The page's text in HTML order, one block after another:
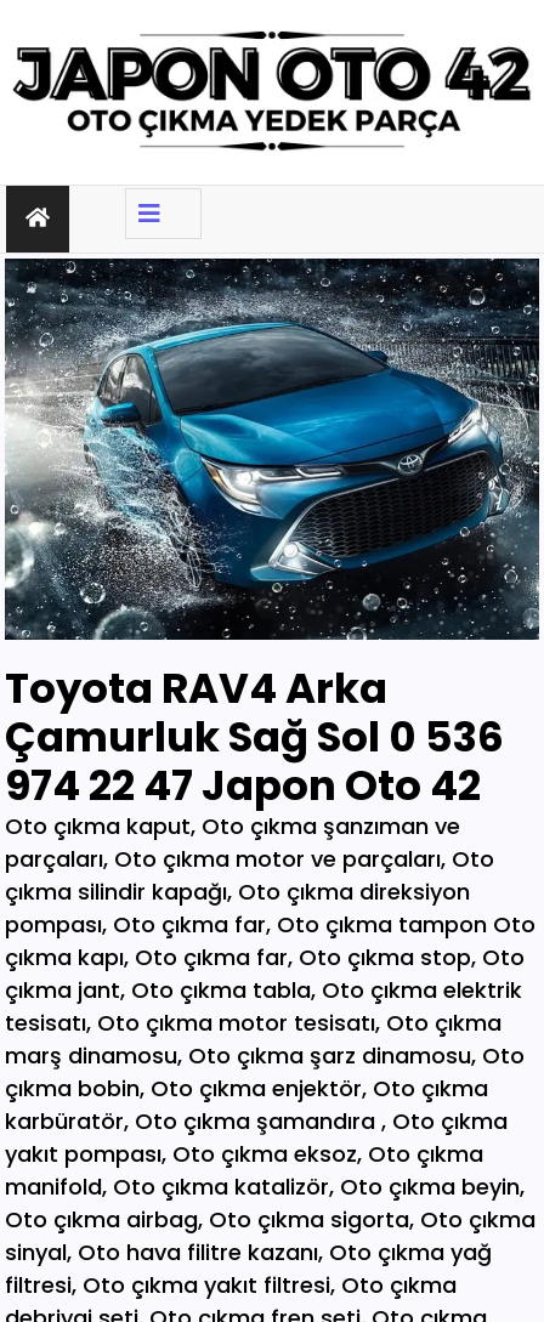
Toyota RAV4 Arka
Çamurluk Sağ Sol 0 536
974 22 47 Japon Oto 42
Oto çıkma kaput, Oto çıkma şanzıman ve parçaları, Oto çıkma motor ve parçaları, Oto çıkma silindir kapağı, Oto çıkma direksiyon pompası, Oto çıkma far, Oto çıkma tampon Oto çıkma kapı, Oto çıkma far, Oto çıkma stop, Oto çıkma jant, Oto çıkma tabla, Oto çıkma elektrik tesisatı, Oto çıkma motor tesisatı, Oto çıkma marş dinamosu, Oto çıkma şarz dinamosu, Oto çıkma bobin, Oto çıkma enjektör, Oto çıkma karbüratör, Oto çıkma şamandıra , Oto çıkma yakıt pompası, Oto çıkma eksoz, Oto çıkma manifold, Oto çıkma katalizör, Oto çıkma beyin, Oto çıkma airbag, Oto çıkma sigorta, Oto çıkma sinyal, Oto hava filitre kazanı, Oto çıkma yağ filtresi, Oto çıkma yakıt filtresi, Oto çıkma debriyaj seti, Oto çıkma fren seti, Oto çıkma kampana, Oto çıkma körük, Oto çıkma fan, Oto çıkma fan davlumbazı, Oto çıkma soğutucu, Oto çıkma radyatör, Oto çıkma klima kompresörü, Oto çıkma bagaj, Oto çıkma su radyatörünü, Oto çıkma klima radyatörü, Oto çıkma interkol radyatörü, Oto çıkma cam, Oto çıkma çamurluk, Oto çıkma davlumbaz, Oto çıkma güneşlik, Oto çıkma kapı kolu, Oto çıkma kapı saçı, Oto çıkma karter, Oto kesme marşpiyel, Oto çıkma panel, Oto çıkma panjur , Oto çıkma sunroof, Oto çıkma arka tampon, Oto çıkma ön tampon, Oto çıkma ayna, Oto çıkma amartisör, Oto çıkma el freni, Oto çıkma el fren tabancası, Oto çıkma direksiyon simidi, Oto çıkma koltuk, Oto çıkma vites topuzu, Oto çıkma göğüs, Oto çıkma torpido, Oto çıkma kilometre saati, Oto çıkma dingil, Oto çıkma blok, Oto çıkma motor bloğu, Oto çıkma krank, Oto çıkma eksantrik mili, Oto çıkma gaz kelebeği, Oto çıkma kompresör, Oto çıkma mafsal, Oto çıkma motor kulağı, Oto çıkma motor, Oto çıkma piston kolu, Oto çıkma segman, Oto çıkma rulman, Oto çıkma turbo, Oto çıkma yağ pompası, Oto çıkma şanzıman dişlisi, Oto çıkma mafsal, Oto çıkma sekromenç, Oto çıkma türbin, Oto çıkma volant, Oto çıkma aks, Oto çıkma akis, Oto çıkma direksiyon kutusu, Oto çıkma direksiyon mili, Oto çıkma helezyon yayı, Oto çıkma körük, Oto çıkma porya, Oto çıkma sis çerçevesi, Oto çıkma kapı menteşesi, Oto çıkma sis farı, Oto çıkma difaransiyel, Oto çıkma traves, Oto çıkma cam motoru, Oto çıkma sinyal, Oto çıkma cam düğmesi, Oto çıkma kapı döşemesi, Oto çıkma cam kirkosu, Oto çıkma kalorifer kutusu, Oto çıkma beşik, Oto çıkma filtre, Oto çıkma konsül, Oto çıkma tampon demiri, Oto çıkma kapı kilidi, Oto çıkma motor takozu, Oto çıkma kampana, Oto çıkma gösterge paneli, Oto çıkma taşıyıcı, Oto kesme tavan, Oto kesme marşpiyel, Oto kesme çamurluk, Oto kesme yarım arka, Oto çıkma hava akış metresi, Oto çıkma vestenhaouse, Oto çıkma vestibhouse, Oto çıkma park sensörü Oto çıkma kapı fitilleri, Oto çıkma cam düğmesi, Oto çıkma motor takozu, Oto çıkma vites topuzu, Oto çıkma far beyni, Oto çıkma motor beyni, Oto çıkma airbag beyni, Oto çıkma abs beyni, Oto çıkma şanzıman beyni, Oto parça, Oto çıkma yedek parça, Oto oto yedek parça, Oto sigorta kutusu, Oto çıkma su bidonu, Oto çıkma teyp, Oto çıkma cd çalar, Oto çıkma rölanti ayarlayıcı, Oto çıkma kolon kilidi, Oto çıkma kapı kilidi, Oto çıkma kapı iç açma kolu, Oto çıkma kapı çıtası, Oto çıkma tavan çıtası, Oto çıkma krank kasnağı, Oto çıkma eksantrik kasnağı, Oto çıkma alt travers, Oto çıkma arka dingil, Oto çıkma fren merkezi, Oto çıkma imop kutus, Oto çıkma sigorta tablası, Oto çıkma klima ekranı, Oto çıkma vakum, Oto çıkma orta havalandırma, Oto çıkma radyo ekranı, Oto çıkma yağ pompası, Oto çıkma şanzıman kulağı, Oto çıkma debriyaj bilyası, Oto çıkma direksiyon spotu, Oto çıkma direksiyon sargısı, Oto çıkma airbag sargısı, Oto çıkma tesisat kablosu, Oto çıkma klima paneli, Oto çıkma ön kapı, Oto çıkma arka kapı, Oto çıkma baskı balata, Oto çıkma volant, Oto çıkma yedek parça, Oto çıkma parça, Oto oto yedek parça, Oto parça, Çıkma parça, Oto çıkma parçaları, Çıkma parçaları, Oto yedek parça, Oto çıkma şanzıman, Oto çıkma hoparlör, Oto çıkma fren vakum, Oto çıkma map sensösrü, Oto çıkma cam silgi motoru, Oto çıkma cam silgi kolu, Oto çıkma flaşö, Oto çıkma vites levyesi, Oto çıkma turbo basınç Oto çıkma vestinghouse, Oto çıkma gaz pedalı, Oto çıkma su bidonu, Oto çıkma ganister, Oto çıkma tampon braketi, Oto çıkma çamurluk davlumbazı, Oto çıkma el fren teli, Oto çıkma şarj dinamosu, Oto çıkma biel kolu, Oto çıkma hava akış metresi, Oto çıkma eksoz sondası, Oto çıkma emme manifoldu, Oto çıkma fincan, Oto çıkma itici horozlar, Oto çıkma piyano mili, Oto çıkma vites halatı, Oto çıkma tavan döşemesi, Oto çıkma sanroof düğmesi, Oto çıkma sanroof camı, Oto çıkma tavan anteni, Oto çıkma kapı bantları, Oto çıkma kapı soketi, Oto çıkma kapı tesisatı, Oto çıkma koltuk ayar düğmesi, Oto çıkma kapı rayı, Oto çıkma şanzıman dişlisi, Oto çıkma reyil borusu, Oto çıkma buji kablosu, Oto çıkma yağ çubuğu, Oto çıkma distribitör kapağı, Oto çıkma termostat, Oto çıkma map sensörü, Oto çıkma motor kaputu, Oto çıkma kapı nikelajı, Oto çıkma tampon nikelajı, Oto çıkma fren disk, Oto çıkma debriyaj rulmanı, Oto çıkma karbüratör, Oto çıkma eksoz takozu, Oto çıkma körük, Oto çıkma cam su deposu, Oto çıkma genleşme kavanozu, Oto çıkma süspansiyon, Oto çıkma devirdaim hortumu, Oto çıkma travers, Oto çıkma yedek su deposu, Oto çıkma emme manifolt, Oto çıkma kaset çalar, Oto çıkma kapı bandı, Oto çıkma eksantrik horuzu, Oto çıkma xenon far beyni, Oto çıkma tampon ızgarası, Oto çıkma cd çalar, Oto çıkma yakıt deposu, Oto çıkma tampon kaplaması, Oto çıkma kaput mandalı, Oto çıkma el fren düğmesi, Oto çıkma dikiz aynası, Oto çıkma yarım motor, Oto çıkma turbo borusu, Oto çıkma dış ayna, Oto çıkma iç ayna, Oto çıkma tozluk kapağı, Oto çıkma tampon alt bagaliti, Oto çıkma toz kapağı, Oto çıkma parça ankara, Oto çıkma parça İstanbul, Oto çıkma parça adana, Oto çıkma parça elağzı, Oto çıkma parça izmir, Oto çıkma parça bursa, Oto çıkma parça Eskişehir, Oto çıkma parça kayseri, Oto çıkma parça Diyarbakır, Oto çıkma parça Şanlıurfa, Oto çıkma parça,Gaziantep Oto çıkma parça ağrı, Oto çıkma parça konya, Oto çıkma parça Yozgat, Oto çıkma parça Nevşehir, Oto çıkma parça Niğde, Oto çıkma parça Antaly, Oto çıkma parça malatya, Oto çıkma parça mardin, Oto çıkma parça van, Oto çıkma parça hakkari, Oto çıkma parça,Erzurum Oto çıkma parça sivas, Oto çıkma parça Trabzon, Oto çıkma parça çorum, Oto çıkma parça samsun, Oto çıkma parça bolu, Oto çıkma parça afyon, Oto parça, Oto yedek parça, Oto oto yedek parça, Oto parçaları, Oto çıkmacı,yıldız sanayi sitesi ostim,otomobil yedek parça, çıkma parça oto yedek parça, Oto çıkma parça Oto parça, Oto çıkma parça , çıkma Oto parça,Adana Oto Çıkma Parça , Adıyaman Oto Çıkma Parça Afyon Oto Çıkma Parça Ağrı Oto Çıkma Parça Aksaray Oto Çıkma Parça Amasya Oto Çıkma Parça Ankara Oto Çıkma Parça Antalya Oto Çıkma Parça Ardahan Oto Çıkma Parça Artvin Oto Çıkma Parça Aydın Oto Çıkma Parça Balıkesir Oto Çıkma Parça Bartın Oto Çıkma Parça Batman Oto Çıkma Parça Bayburt Oto Çıkma Parça Bilecik Oto Çıkma Parça Bingöl Oto Çıkma Parça Bitlis Oto Çıkma Parça Bolu Oto Çıkma Parça Bursa Oto Çıkma Parça Çanakkale Oto Çıkma Parça Çankırı Oto Çıkma Parça Çorum Oto Çıkma Parça Denizli Oto Çıkma Parça Diyarbakır Oto Çıkma Parça Düzce Oto Çıkma Parça Edirne Oto Çıkma Parça Elazığ Oto Çıkma Parça Erzincan Oto Çıkma Parça Erzurum Oto Çıkma Parça Eskişehir Oto Çıkma Parça Gaziantep Oto Çıkma Parça Giresun Oto Çıkma Parça Gümüşhane Oto Çıkma Parça Hakkari Oto Çıkma Parça Hatay Oto Çıkma Parça Iğdır Oto Çıkma Parça Isparta Oto Çıkma Parça İstanbul Oto Çıkma Parça İzmir Oto Çıkma Parça Kahramanmaraş Oto Çıkma Karabük Oto Çıkma Parça Karaman Oto Çıkma Parça Kars Oto Çıkma Parça Kastamonu Oto Çıkma Parça Kayseri Oto Çıkma Parça Kilis Oto Çıkma Parça Kırıkkale Oto Çıkma Parça Kırklareli Oto Çıkma Parça Kırşehir Oto Çıkma Parça Kocaeli Oto Çıkma Parça Konya Oto Çıkma Parça Kütahya Oto Çıkma Parça Malatya Oto Çıkma Parça Manisa Yedek Parça Mardin Oto Çıkma Parça Mersin Oto Çıkma Parça Muğla Oto Çıkma Parça Nevşehir Oto Çıkma Parça Niğde Oto Çıkma Parça Ordu Oto Çıkma Parça Osmaniye Oto Çıkma Parça Rize Oto Çıkma Parça Sakarya Oto Çıkma Parça Samsun Oto Çıkma Parça Şanlıurfa Oto Çıkma Parça Siirt Oto Çıkma Parça Sinop Oto Çıkma Parça Şırnak Oto Çıkma Parça Sivas Oto Çıkma Parça Oto Çıkma Parça Tekirdağ Oto Çıkma Parça Tokat Oto Çıkma Parça Trabzon Oto Çıkma Parça Tunceli Oto Çıkma Parça Uşak Oto Çıkma Parça Van Oto Çıkma Parça Yalova Oto Çıkma Parça Yozgat Oto Çıkma Parça Zonguldak Oto Çıkma Parça Online Oto Çıkma Parça Düzce Oto Çıkma Parça Osmaniye Oto Çıkma Parça Kilis Oto Çıkma Parça Karabük Oto Çıkma Parça Yalova Oto Çıkma Parça Iğdır Oto Çıkma Parça Ardahan Oto Çıkma Parça Bartın Oto Çıkma Parça Şırnak Oto Çıkma Parça Adana Oto Çıkma yedek Parça Adıyaman Oto Çıkma yedek Afyon Oto Çıkma yedek Parça Ağrı Oto Çıkma yedek Parça Aksaray Oto Çıkma yedek Parça Amasya Oto Çıkma yedek Parça Ankara Oto Çıkma yedek Parça Antalya Oto Çıkma yedek Parça Ardahan Oto Çıkma yedek Parça Artvin Oto Çıkma yedek Parça Aydın Oto Çıkma yedek Parça Balıkesir Oto Çıkma yedek Parça Bartın Oto Çıkma yedek Parça Batman Oto Çıkma yedek Parça Bayburt Oto Çıkma yedek Parça Bilecik Oto Çıkma yedek Parça Bingöl Oto Çıkma yedek Parça Bitlis Oto Çıkma yedek Parça Bolu Oto Çıkma yedek Parça Bursa Oto Çıkma yedek Parça Çanakkale Oto Çıkma yedek Çankırı Oto Çıkma yedek Parça Çorum Oto Çıkma yedek Parça Denizli Oto Çıkma yedek Parça Diyarbakır Oto Çıkma yedek Düzce Oto Çıkma yedek Parça Edirne Oto Çıkma yedek Parça Elazığ Oto Çıkma yedek Parça Erzincan Oto Çıkma yedek Parça Erzurum Oto Çıkma yedek Parça Eskişehir Oto Çıkma yedek Parça Gaziantep Oto Çıkma yedek Giresun Oto Çıkma yedek Parça Gümüşhane Oto Çıkma yedek Hakkari Oto Çıkma yedek Parça Hatay Oto Çıkma yedek Parça Iğdır Oto Çıkma yedek Parça Isparta Oto Çıkma yedek Parça İstanbul Oto Çıkma yedek Parça İzmir Oto Çıkma yedek Parça Kahramanmaraş Oto Çıkma Karabük Oto Çıkma yedek Parça Karaman Oto Çıkma yedek Parça Kars Oto Çıkma yedek Parça Kastamonu Oto Çıkma yedek Kayseri Oto Çıkma yedek Parça Kilis Oto Çıkma yedek Parça Oto Çıkma Şarj Dinamosu, Oto Çıkma Taban Döşemeleri, Tekirdağ O